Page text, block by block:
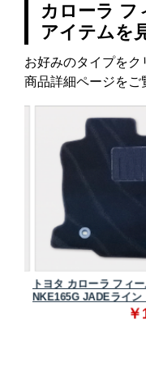
カローラ フ
アイテムを
お好みのタイプをク
商品詳細ページをご
トヨタ カローラ フィー
NKE165G JADEライン
￥